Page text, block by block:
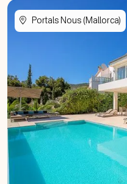
Portals Nous (Mallorca)